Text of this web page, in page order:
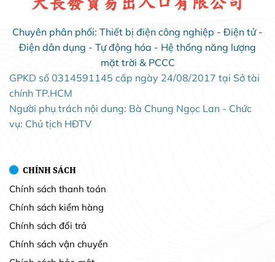
Chuyên phân phối: Thiết bị điện công nghiệp - Điện tử -
Điện dân dụng - Tự động hóa - Hệ thống năng lượng
mặt trời & PCCC
GPKD số 0314591145 cấp ngày 24/08/2017 tại Sở tài
chính TP.HCM
Người phụ trách nội dung: Bà Chung Ngọc Lan - Chức
vụ: Chủ tịch HĐTV
CHÍNH SÁCH
Chính sách thanh toán
Chính sách kiểm hàng
Chính sách đổi trả
Chính sách vận chuyển